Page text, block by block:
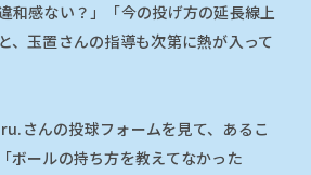
和感ない？」「今の投げ方の延長線上
、玉置さんの指導も次第に熱が入って
さんの投球フォームを見て、あるこ
ボールの持ち方を教えてなかった